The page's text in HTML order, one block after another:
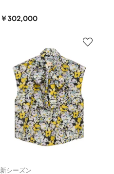
￥302,000
新シーズン